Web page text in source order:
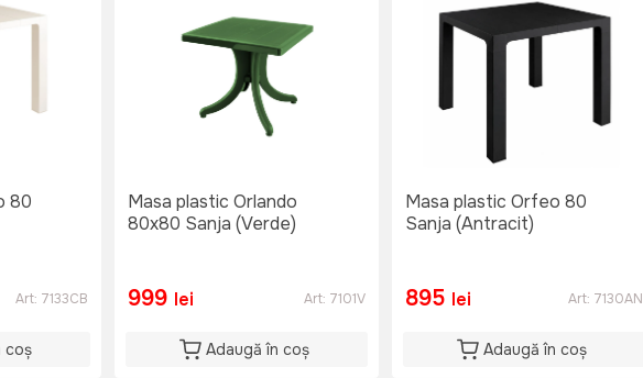
80
Art: 7133CB
coș
Masa plastic Orlando
80x80 Sanja (Verde)
999 lei Art: 7101V
Adaugă în coș
Masa plastic Orfeo 80
Sanja (Antracit)
895 lei Art: 7130AN
Adaugă în coș